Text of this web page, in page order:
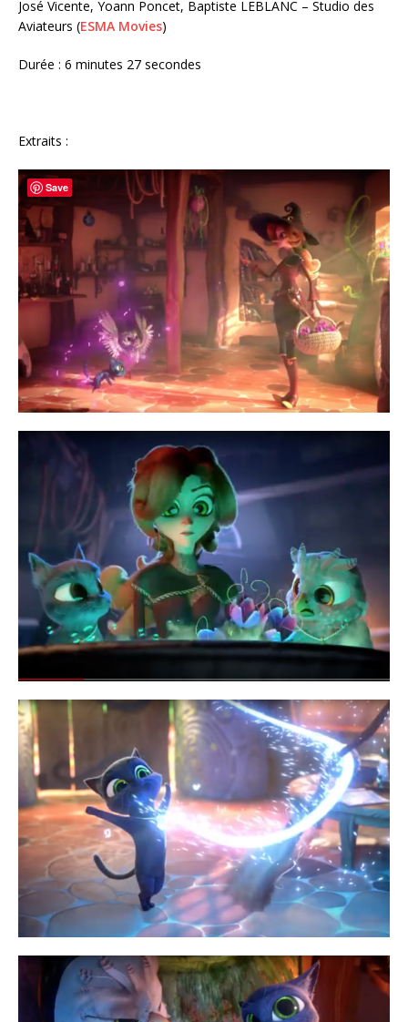
José Vicente, Yoann Poncet, Baptiste LEBLANC – Studio des
Aviateurs (ESMA Movies)
Durée : 6 minutes 27 secondes
Extraits :
Save